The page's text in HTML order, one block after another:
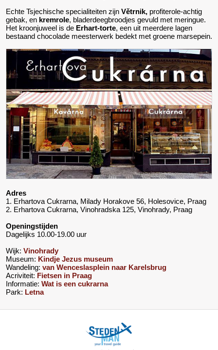
Echte Tsjechische specialiteiten zijn Větrnik, profiterole-achtig
gebak, en kremrole, bladerdeegbroodjes gevuld met meringue.
Het kroonjuweel is de Erhart-torte, een uit meerdere lagen
bestaand chocolade meesterwerk bedekt met groene marsepein.
Adres
1. Erhartova Cukrarna, Milady Horakove 56, Holesovice, Praag
2. Erhartova Cukrarna, Vinohradska 125, Vinohrady, Praag
Openingstijden
Dagelijks 10.00-19.00 uur
Wijk: Vinohrady
Museum: Kindje Jezus museum
Wandeling: van Wenceslasplein naar Karelsbrug
Acriviteit: Fietsen in Praag
Informatie: Wat is een cukrarna
Park: Letna